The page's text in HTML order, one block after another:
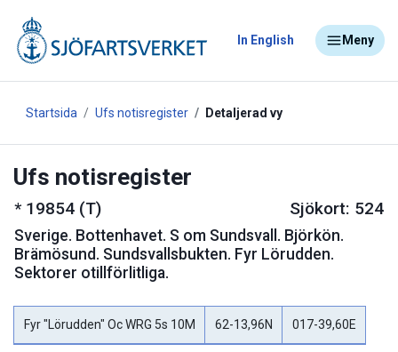
In English Meny
Startsida Ufs notisregister Detaljerad vy
Ufs notisregister
* 19854 (T) Sjökort: 524
Sverige. Bottenhavet. S om Sundsvall. Björkön.
Brämösund. Sundsvallsbukten. Fyr Lörudden.
Sektorer otillförlitliga.
Fyr "Lörudden" Oc WRG 5s 10M 62-13,96N 017-39,60E